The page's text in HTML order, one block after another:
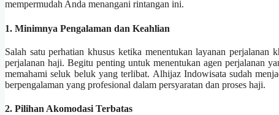
mempermudah Anda menangani rintangan ini.
1. Minimnya Pengalaman dan Keahlian
Salah satu perhatian khusus ketika menentukan layanan perjalanan
perjalanan haji. Begitu penting untuk menentukan agen perjalanan
memahami seluk beluk yang terlibat. Alhijaz Indowisata sudah
berpengalaman yang profesional dalam persyaratan dan proses haji.
2. Pilihan Akomodasi Terbatas